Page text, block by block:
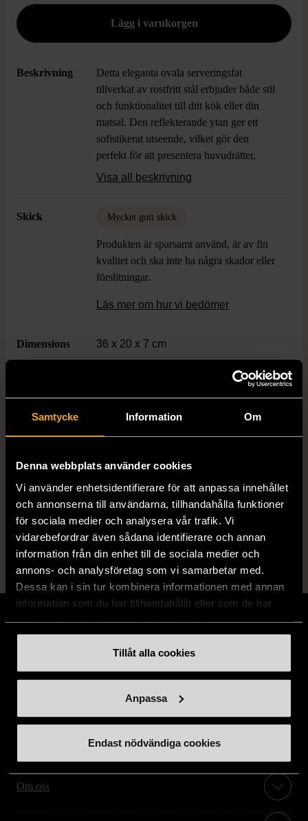
Samtycke Information Om
Denna webbplats använder cookies
Vi använder enhetsidentifierare för att anpassa innehållet
och annonserna till användarna, tillhandahålla funktioner
för sociala medier och analysera vår trafik. Vi
vidarebefordrar även sådana identifierare och annan
information från din enhet till de sociala medier och
annons- och analysföretag som vi samarbetar med.
Dessa kan i sin tur kombinera informationen med annan
information som du har tillhandahållit eller som de har
Tillåt alla cookies
Anpassa
Endast nödvändiga cookies
Beskrivning
Detta eleganta ovala serveringsfat
tillverkat av rostfritt stål erbjuder både stil
och funktionalitet till ditt kök eller din
matsal. Den reflekterande ytan ger ett
sofistikerat utseende, vilket gör den
perfekt för att presentera huvudrätter,
sallader eller andra läckra rätter vid
bordet. Dess hållbara konstruktion i
rostfritt stål säkerställer att det står emot
fläckar och korrosion över tid, vilket ger
långvarig användning. Fatets design
funktionalitet, vilket gör den lämplig för
Perfekt för de som söker ett högkvalitativt
inredningsdetalj i hemmets matsal eller
Visa all beskrivning
Skick Mycket gott skick
Produkten är sparsamt använd, är av fin
kvalitet och ska inte ha några skador eller
förslitningar.
Läs mer om hur vi bedömer
Dimensions 36 x 20 x 7 cm
Fri frakt på alla köp över 990 kr.
14 dagars ångerrät.
Stöd oss
Handla second hand online
Om oss